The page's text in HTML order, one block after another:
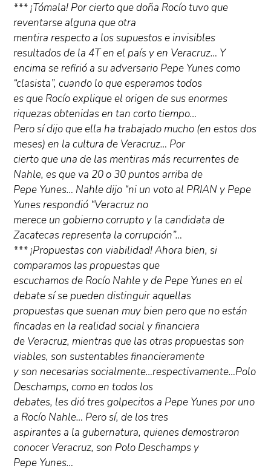
*** ¡Tómala! Por cierto que doña Rocío tuvo que
reventarse alguna que otra
mentira respecto a los supuestos e invisibles
resultados de la 4T en el país y en Veracruz… Y
encima se refirió a su adversario Pepe Yunes como
“clasista”, cuando lo que esperamos todos
es que Rocío explique el origen de sus enormes
riquezas obtenidas en tan corto tiempo…
Pero sí dijo que ella ha trabajado mucho (en estos dos
meses) en la cultura de Veracruz… Por
cierto que una de las mentiras más recurrentes de
Nahle, es que va 20 o 30 puntos arriba de
Pepe Yunes… Nahle dijo “ni un voto al PRIAN y Pepe
Yunes respondió “Veracruz no
merece un gobierno corrupto y la candidata de
Zacatecas representa la corrupción”…
*** ¡Propuestas con viabilidad! Ahora bien, si
comparamos las propuestas que
escuchamos de Rocío Nahle y de Pepe Yunes en el
debate sí se pueden distinguir aquellas
propuestas que suenan muy bien pero que no están
fincadas en la realidad social y financiera
de Veracruz, mientras que las otras propuestas son
viables, son sustentables financieramente
y son necesarias socialmente…respectivamente…Polo
Deschamps, como en todos los
debates, les dió tres golpecitos a Pepe Yunes por uno
a Rocío Nahle… Pero sí, de los tres
aspirantes a la gubernatura, quienes demostraron
conocer Veracruz, son Polo Deschamps y
Pepe Yunes…